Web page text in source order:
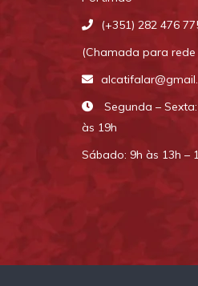
(+351) 282 476
(Chamada para rede
Segunda –
às 19h
Sábado: 9h às 13h –